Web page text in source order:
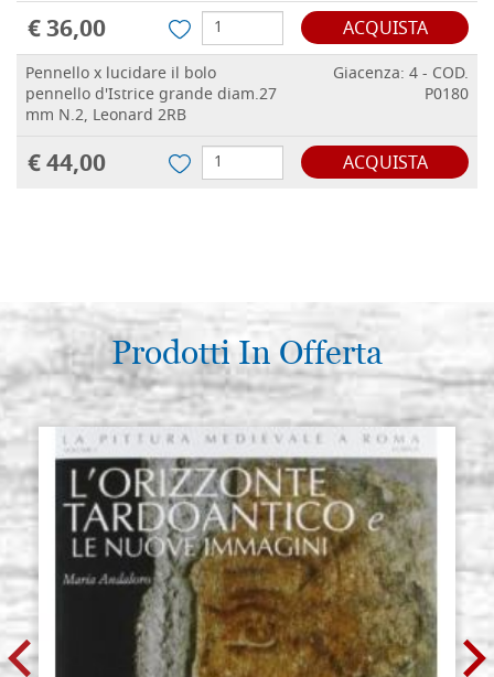
€ 36,00 ACQUISTA
Pennello x lucidare il bolo
pennello d'Istrice grande diam.27
mm N.2, Leonard 2RB
Giacenza: 4 - COD.
P0180
€ 44,00 ACQUISTA
Prodotti In Offerta